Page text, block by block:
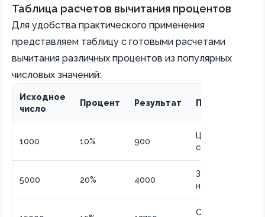
Таблица расчетов вычитания процентов
Для удобства практического применения
представляем таблицу с готовыми расчетами
вычитания различных процентов из популярных
числовых значений:
Исходное
число
Процент Результат Применение
1000 10% 900
Цена после
скидки
5000 20% 4000
Зарплата после
налога
Стоимость без